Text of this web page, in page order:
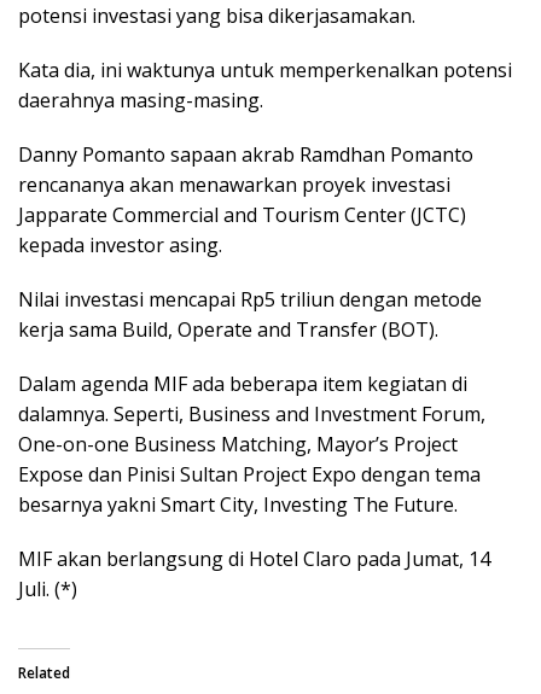
potensi investasi yang bisa dikerjasamakan.
Kata dia, ini waktunya untuk memperkenalkan potensi
daerahnya masing-masing.
Danny Pomanto sapaan akrab Ramdhan Pomanto
rencananya akan menawarkan proyek investasi
Japparate Commercial and Tourism Center (JCTC)
kepada investor asing.
Nilai investasi mencapai Rp5 triliun dengan metode
kerja sama Build, Operate and Transfer (BOT).
Dalam agenda MIF ada beberapa item kegiatan di
dalamnya. Seperti, Business and Investment Forum,
One-on-one Business Matching, Mayor’s Project
Expose dan Pinisi Sultan Project Expo dengan tema
besarnya yakni Smart City, Investing The Future.
MIF akan berlangsung di Hotel Claro pada Jumat, 14
Juli. (*)
Related